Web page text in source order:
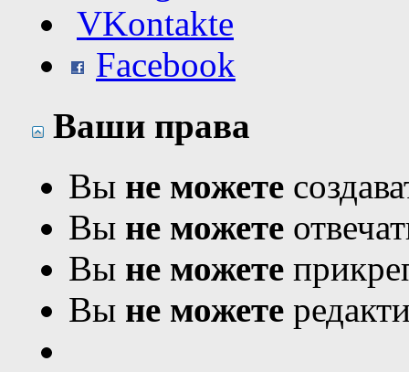
VKontakte
Facebook
Ваши права
Вы не можете
Вы не можете
Вы не можете
Вы не можете